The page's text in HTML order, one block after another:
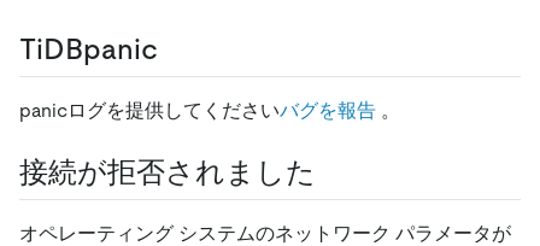
TiDBpanic
panicログを提供してくださいバグを報告 。
接続が拒否されました
オペレーティング システムのネットワーク パラメータが